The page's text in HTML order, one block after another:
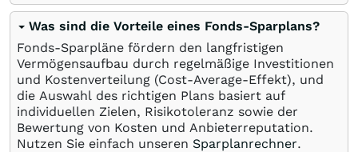
Was sind die Vorteile eines Fonds-Sparplans?
Fonds-Sparpläne fördern den langfristigen
Vermögensaufbau durch regelmäßige Investitionen
und Kostenverteilung (Cost-Average-Effekt), und
die Auswahl des richtigen Plans basiert auf
individuellen Zielen, Risikotoleranz sowie der
Bewertung von Kosten und Anbieterreputation.
Nutzen Sie einfach unseren Sparplanrechner.